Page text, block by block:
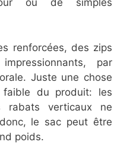
ou de simples
renforcées, des zips
par
Juste une chose
du produit: les
rabats verticaux ne
le sac peut être
poids.